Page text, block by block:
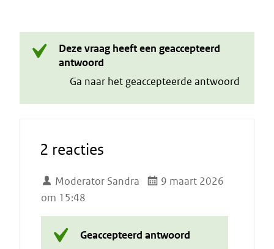
Deze vraag heeft een geaccepteerd
antwoord
Ga naar het geaccepteerde antwoord
2 reacties
Moderator Sandra
9 maart 2026
om 15:48
Geaccepteerd antwoord